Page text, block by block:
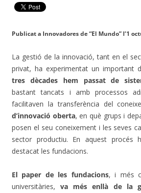
Publicat a Innovadores de “El Mundo” l’1
La gestió de la innovació, tant en el
privat, ha experimentat un important
tres dècades hem passat de
bastant tancats i amb processos
facilitaven la transferència del
d’innovació oberta, en què grups i
posen el seu coneixement i les seves
sector productiu. En aquest procés
destacat les fundacions.
El paper de les fundacions, i més
universitàries,va més enllà de la